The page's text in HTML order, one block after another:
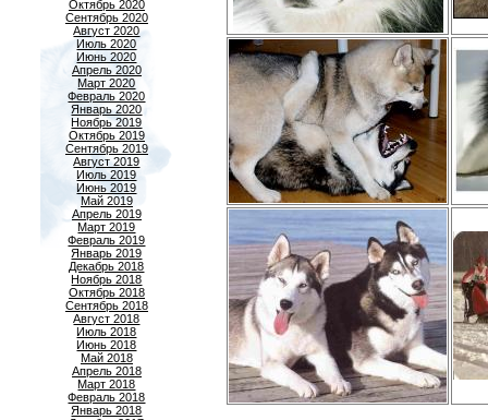
Октябрь 2020
Сентябрь 2020
Август 2020
Июль 2020
Июнь 2020
Апрель 2020
Март 2020
Февраль 2020
Январь 2020
Ноябрь 2019
Октябрь 2019
Сентябрь 2019
Август 2019
Июль 2019
Июнь 2019
Май 2019
Апрель 2019
Март 2019
Февраль 2019
Январь 2019
Декабрь 2018
Ноябрь 2018
Октябрь 2018
Сентябрь 2018
Август 2018
Июль 2018
Июнь 2018
Май 2018
Апрель 2018
Март 2018
Февраль 2018
Январь 2018